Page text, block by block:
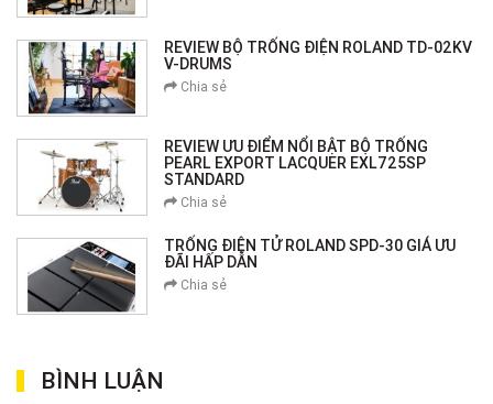
REVIEW BỘ TRỐNG ĐIỆN ROLAND TD-02KV
V-DRUMS
Chia sẻ
REVIEW ƯU ĐIỂM NỔI BẬT BỘ TRỐNG
PEARL EXPORT LACQUER EXL725SP
STANDARD
Chia sẻ
TRỐNG ĐIỆN TỬ ROLAND SPD-30 GIÁ ƯU
ĐÃI HẤP DẪN
Chia sẻ
BÌNH LUẬN